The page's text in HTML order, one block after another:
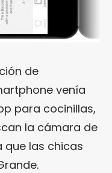
de
venía
para cocinillas,
la cámara de
las chicas